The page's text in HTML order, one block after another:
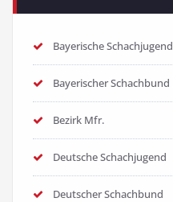
Bayerische Schachjugend
Bayerischer Schachbund
Bezirk Mfr.
Deutsche Schachjugend
Deutscher Schachbund